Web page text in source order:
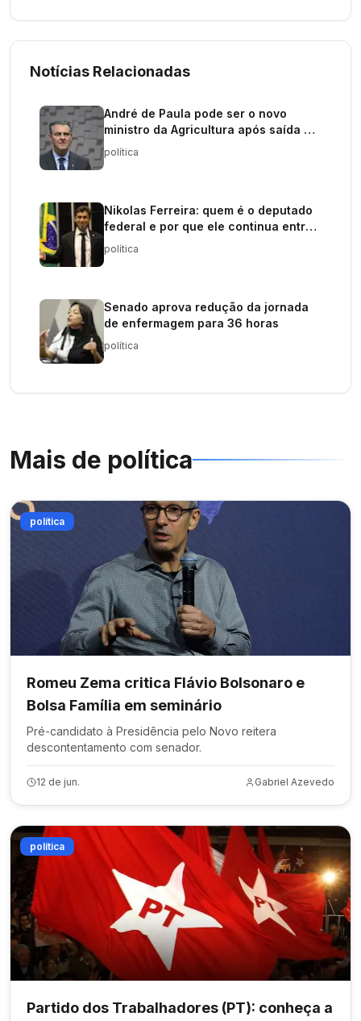
Notícias Relacionadas
André de Paula pode ser o novo
ministro da Agricultura após saída de
Fávaro
política
Nikolas Ferreira: quem é o deputado
federal e por que ele continua entre
os políticos mais influentes do Brasil
política
Senado aprova redução da jornada
de enfermagem para 36 horas
política
Mais de política
política
Romeu Zema critica Flávio Bolsonaro e
Bolsa Família em seminário
Pré-candidato à Presidência pelo Novo reitera
descontentamento com senador.
12 de jun. Gabriel Azevedo
política
Partido dos Trabalhadores (PT): conheça a